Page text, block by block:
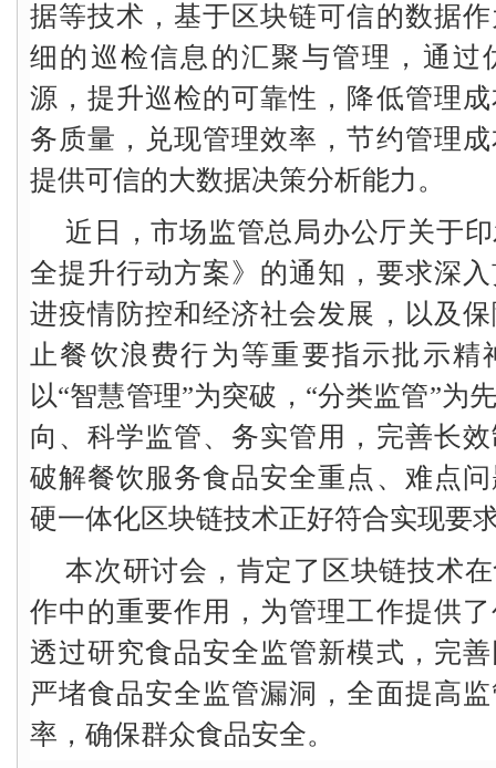
据等技术，基于区块链可信的数据
细的巡检信息的汇聚与管理，通过
源，提升巡检的可靠性，降低管理
务质量，兑现管理效率，节约管理
提供可信的大数据决策分析能力。
近日，市场监管总局办公厅关于
全提升行动方案》的通知，要求深
进疫情防控和经济社会发展，以及
止餐饮浪费行为等重要指示批示精
以“智慧管理”为突破，“分类监管”为
向、科学监管、务实管用，完善长
破解餐饮服务食品安全重点、难点
硬一体化区块链技术正好符合实现要
本次研讨会，肯定了区块链技术
作中的重要作用，为管理工作提供
透过研究食品安全监管新模式，完
严堵食品安全监管漏洞，全面提高
率，确保群众食品安全。